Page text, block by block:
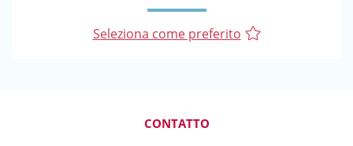
Seleziona come preferito
CONTATTO